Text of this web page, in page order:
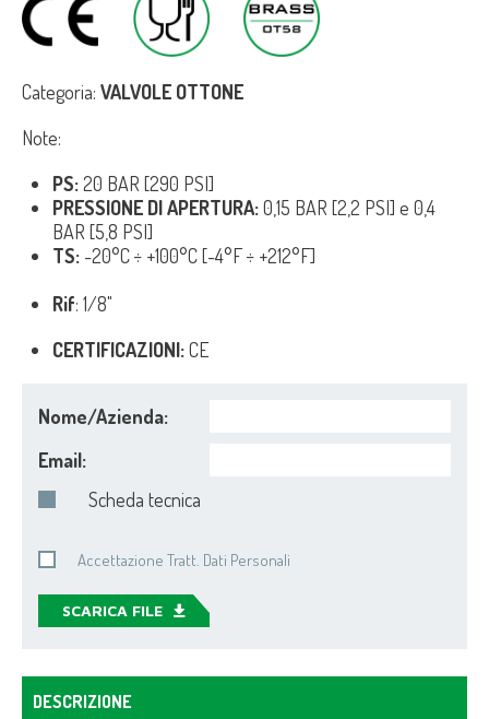
Categoria: VALVOLE OTTONE
Note:
PS:20 BAR [290 PSI]
PRESSIONE DI APERTURA:0,15 BAR [2,2 PSI] e 0,4
BAR [5,8 PSI]
TS: -20°C ÷ +100°C [-4°F ÷ +212°F]
Rif: 1/8"
CERTIFICAZIONI:CE
Nome/Azienda:
Email:
Scheda tecnica
Accettazione Tratt. Dati Personali
SCARICA FILE
DESCRIZIONE